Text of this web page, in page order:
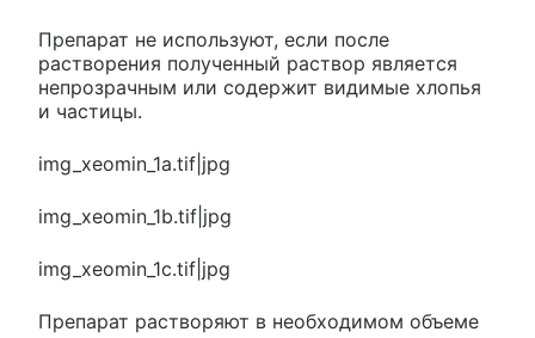
Препарат не используют, если после
растворения полученный раствор является
непрозрачным или содержит видимые хлопья
и частицы.
img_xeomin_1a.tif|jpg
img_xeomin_1b.tif|jpg
img_xeomin_1c.tif|jpg
Препарат растворяют в необходимом объеме